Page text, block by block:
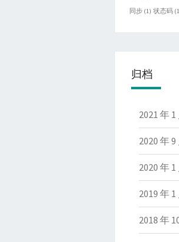
同步(1) 状态码
归档
2021 年 1
2020 年 9
2020 年 1
2019 年 1
2018 年